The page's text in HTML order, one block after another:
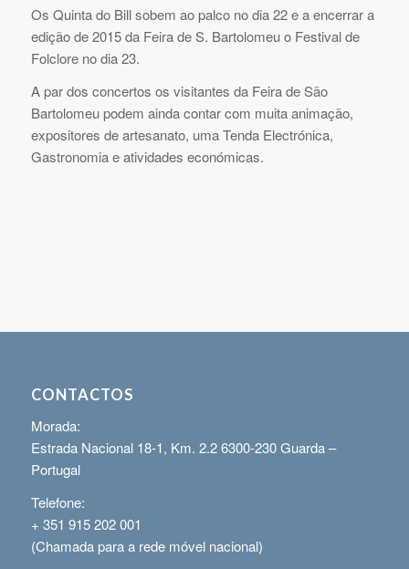
Os Quinta do Bill sobem ao palco no dia 22 e a encerrar a
edição de 2015 da Feira de S. Bartolomeu o Festival de
Folclore no dia 23.
A par dos concertos os visitantes da Feira de São
Bartolomeu podem ainda contar com muita animação,
expositores de artesanato, uma Tenda Electrónica,
Gastronomia e atividades económicas.
CONTACTOS
Morada:
Estrada Nacional 18-1, Km. 2.2 6300-230 Guarda –
Portugal
Telefone:
+ 351 915 202 001
(Chamada para a rede móvel nacional)